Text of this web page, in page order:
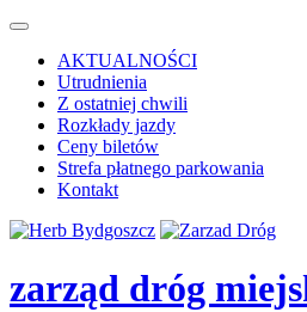
AKTUALNOŚCI
Utrudnienia
Z ostatniej chwili
Rozkłady jazdy
Ceny biletów
Strefa płatnego parkowania
Kontakt
zarząd dróg